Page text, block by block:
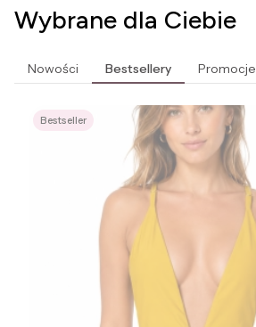
Wybrane dla Ciebie
Nowości Bestsellery Promocje
Bestseller